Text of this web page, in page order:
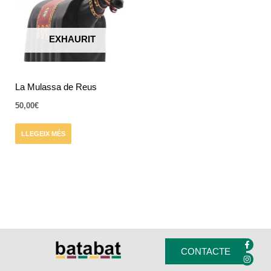
EXHAURIT
La Mulassa de Reus
50,00€
LLEGEIX MÉS
CONTACTE
F
a
c
e
I
n
s
t